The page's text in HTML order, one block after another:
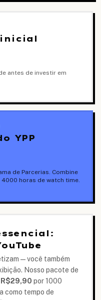
antes de investir em
YPP
de Parcerias. Combine
horas de watch time.
— você também
Nosso pacote de
R$29,90 por 1000
como tempo de